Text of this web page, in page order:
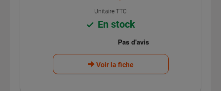
Unitaire TTC
En stock
Voir la fiche